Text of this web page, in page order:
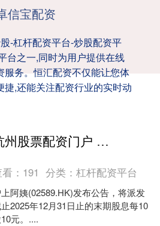
信宝配资
-杠杆配资平台-炒股配资平
台之一,同时为用户提供在线
服务。恒汇配资不仅能让您体
捷,还能关注配资行业的实时动
杭州股票配资门户 沪上阿姨(02589.HK)将派发末期股息每10股10元
： 191 分类：杠杆配资平台
阿姨(02589.HK)发布公告，将派发
2025年12月31日止的末期股息每10
元。....